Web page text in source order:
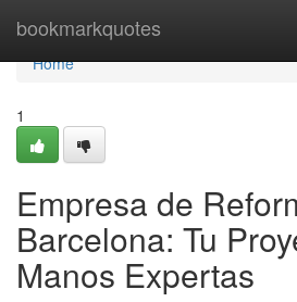
bookmarkquotes
Home
Home
1
Empresa de
Barcelona: Tu
Manos Expertas